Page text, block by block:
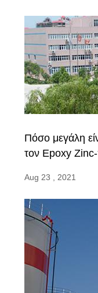
Πόσο μεγάλη
τον Epoxy
Aug 23 , 2021